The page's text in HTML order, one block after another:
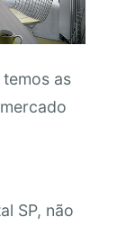
as
SP, não